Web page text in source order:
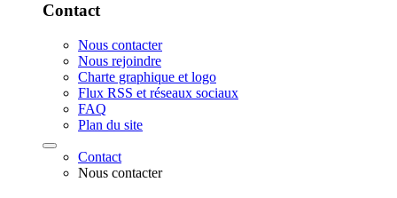
Contact
Nous contacter
Nous rejoindre
Charte graphique et logo
Flux RSS et réseaux sociaux
FAQ
Plan du site
Contact
Nous contacter